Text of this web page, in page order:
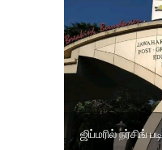
ஜிப்மரில் நர்சிங்